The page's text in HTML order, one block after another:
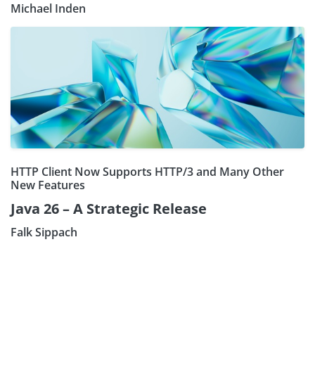
Michael Inden
HTTP Client Now Supports HTTP/3 and Many Other
New Features
Java 26 – A Strategic Release
Falk Sippach